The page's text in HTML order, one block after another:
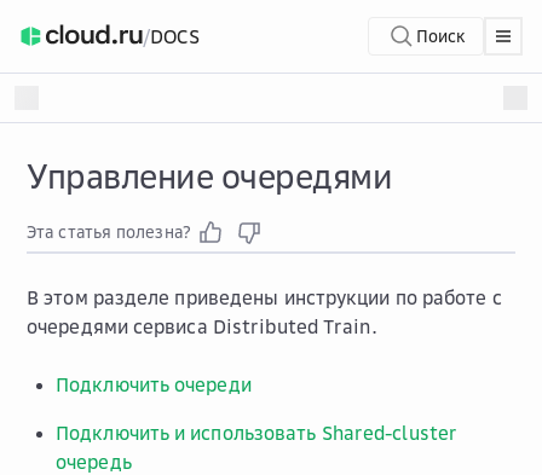
/DOCS Поиск
Управление очередями
Эта статья полезна?
В этом разделе приведены инструкции по работе с
очередями сервиса Distributed Train.
Подключить очереди
Подключить и использовать Shared-cluster
очередь